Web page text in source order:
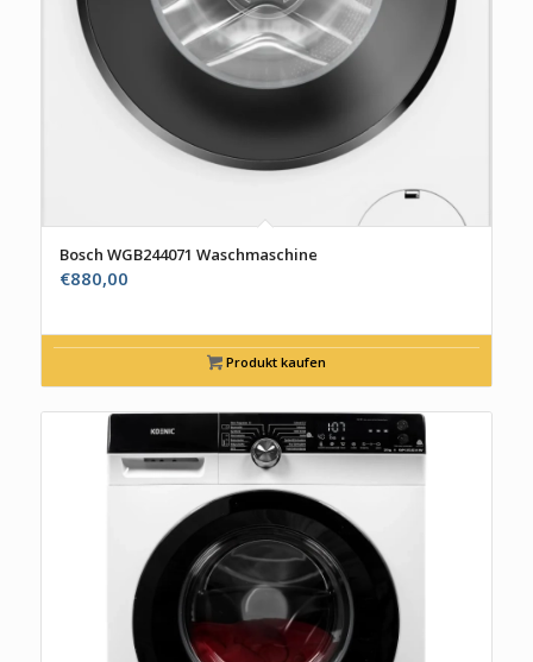
Bosch WGB244071 Waschmaschine
€880,00
Produkt kaufen